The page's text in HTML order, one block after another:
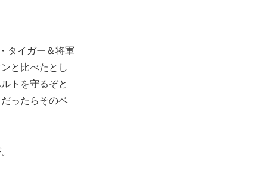
タイガー＆将軍
と比べたとし
トを守るぞと
ったらそのベ